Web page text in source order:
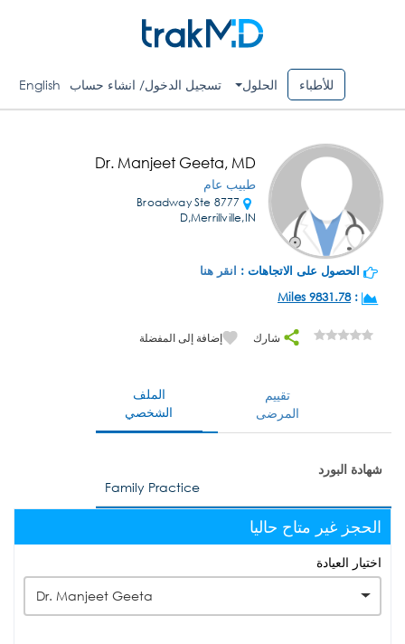
للأطباء الحلول تسجيل الدخول/ انشاء حساب English
Dr. Manjeet Geeta, MD
طبيب عام
8777 Broadway Ste
D,Merrillville,IN
الحصول على الاتجاهات : انقر هنا
:
9831.78 Miles
شارك إضافة إلى المفضلة
الملف
الشخصي
تقييم
المرضى
شهادة البورد
Family Practice
الحجز غير متاح حاليا
اختيار العيادة
Dr. Manjeet Geeta